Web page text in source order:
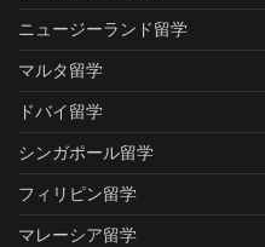
ニュージーランド留学
マルタ留学
ドバイ留学
シンガポール留学
フィリピン留学
マレーシア留学